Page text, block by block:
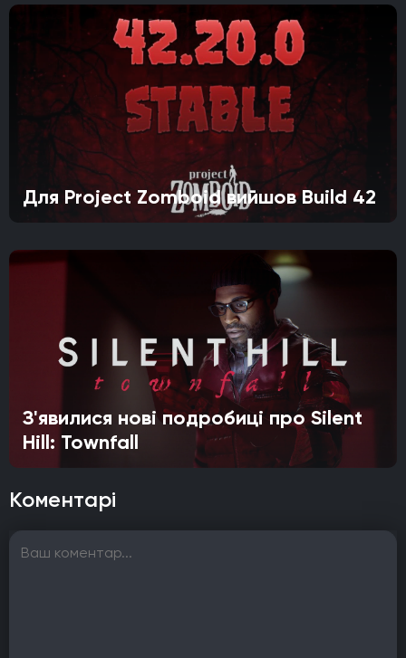
Для Project Zomboid вийшов Build 42
З'явилися нові подробиці про Silent
Hill: Townfall
Коментарі